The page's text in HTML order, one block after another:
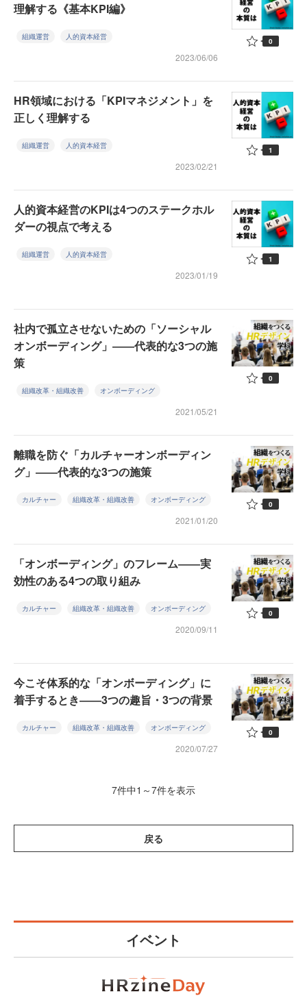
理解する《基本KPI編》
組織運営 人的資本経営
2023/06/06
0
HR領域における「KPIマネジメント」を
正しく理解する
組織運営 人的資本経営
2023/02/21
1
人的資本経営のKPIは4つのステークホル
ダーの視点で考える
組織運営 人的資本経営
2023/01/19
1
社内で孤立させないための「ソーシャル
オンボーディング」――代表的な3つの施
策
組織改革・組織改善 オンボーディング
2021/05/21
0
離職を防ぐ「カルチャーオンボーディン
グ」――代表的な3つの施策
カルチャー 組織改革・組織改善 オンボーディング
2021/01/20
0
「オンボーディング」のフレーム――実
効性のある4つの取り組み
カルチャー 組織改革・組織改善 オンボーディング
2020/09/11
0
今こそ体系的な「オンボーディング」に
着手するとき――3つの趣旨・3つの背景
カルチャー 組織改革・組織改善 オンボーディング
2020/07/27
0
7件中1～7件を表示
戻る
イベント